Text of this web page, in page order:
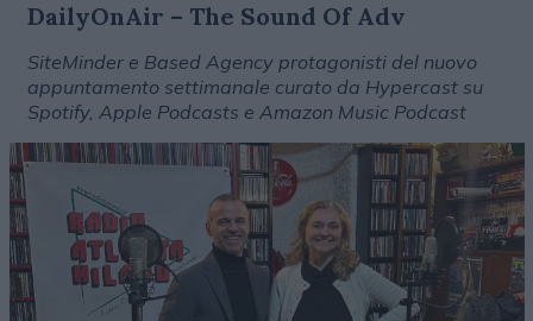
DailyOnAir – The Sound Of Adv
SiteMinder e Based Agency protagonisti del nuovo
appuntamento settimanale curato da Hypercast su
Spotify, Apple Podcasts e Amazon Music Podcast